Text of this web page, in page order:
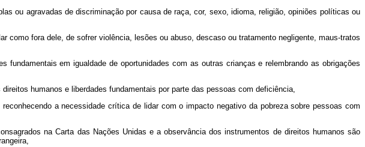
ou agravadas de discriminação por causa de raça, cor, sexo, idioma, religião, opiniões políticas ou
fora dele, de sofrer violência, lesões ou abuso, descaso ou tratamento negligente, maus-tratos
em igualdade de oportunidades com as outras crianças e relembrando as obrigações
humanos e liberdades fundamentais por parte das pessoas com deficiência,
a necessidade crítica de lidar com o impacto negativo da pobreza sobre pessoas com
na Carta das Nações Unidas e a observância dos instrumentos de direitos humanos são